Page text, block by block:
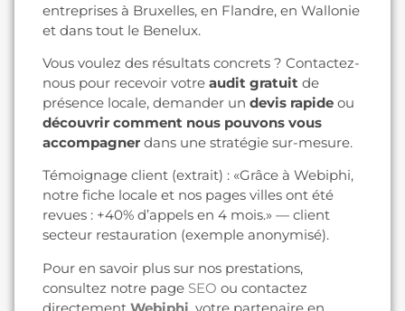
entreprises à Bruxelles, en Flandre, en Wallonie
et dans tout le Benelux.
Vous voulez des résultats concrets ? Contactez-
nous pour recevoir votre audit gratuit de
présence locale, demander un devis rapide ou
découvrir comment nous pouvons vous
accompagner dans une stratégie sur-mesure.
Témoignage client (extrait) : «Grâce à Webiphi,
notre fiche locale et nos pages villes ont été
revues : +40% d’appels en 4 mois.» — client
secteur restauration (exemple anonymisé).
Pour en savoir plus sur nos prestations,
consultez notre page SEO ou contactez